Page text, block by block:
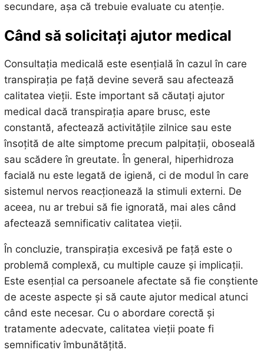
secundare, așa că trebuie evaluate cu atenție.
Când să solicitați ajutor medical
Consultația medicală este esențială în cazul în care
transpirația pe față devine severă sau afectează
calitatea vieții. Este important să căutați ajutor
medical dacă transpirația apare brusc, este
constantă, afectează activitățile zilnice sau este
însoțită de alte simptome precum palpitații, oboseală
sau scădere în greutate. În general, hiperhidroza
facială nu este legată de igienă, ci de modul în care
sistemul nervos reacționează la stimuli externi. De
aceea, nu ar trebui să fie ignorată, mai ales când
afectează semnificativ calitatea vieții.
În concluzie, transpirația excesivă pe față este o
problemă complexă, cu multiple cauze și implicații.
Este esențial ca persoanele afectate să fie conștiente
de aceste aspecte și să caute ajutor medical atunci
când este necesar. Cu o abordare corectă și
tratamente adecvate, calitatea vieții poate fi
semnificativ îmbunătățită.